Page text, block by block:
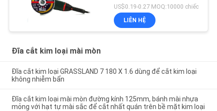
US$0.19-0.27 MOQ:10000 chiếc
LIÊN HỆ
Đĩa cắt kim loại mài mòn
Đĩa cắt kim loại GRASSLAND 7 180 X 1.6 dùng để cắt kim loại
không nhiễm bẩn
Đĩa cắt kim loại mài mòn đường kính 125mm, bánh mài nhựa
mỏng với hạt tự mài sắc để cắt nhất quán trên bề mặt kim loại